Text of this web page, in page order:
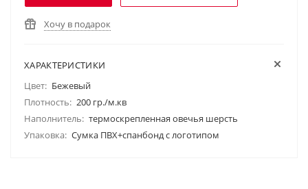
Хочу в подарок
ХАРАКТЕРИСТИКИ
Цвет: Бежевый
Плотность: 200 гр./м.кв
Наполнитель: термоскрепленная овечья шерсть
Упаковка: Сумка ПВХ+спанбонд с логотипом